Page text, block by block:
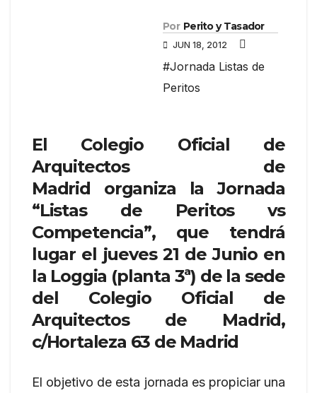
Por Perito y Tasador
JUN 18, 2012
#Jornada Listas de
Peritos
El Colegio Oficial de
Arquitectos de
Madrid organiza la Jornada
“Listas de Peritos vs
Competencia”, que tendrá
lugar el jueves 21 de Junioen
la Loggia (planta 3ª) de la sede
del Colegio Oficial de
Arquitectos de Madrid,
c/Hortaleza 63 de Madrid
El objetivo de esta jornada es propiciar una